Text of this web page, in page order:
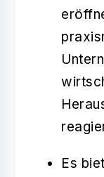
Es